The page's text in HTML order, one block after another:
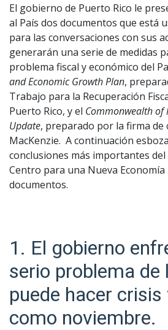
El gobierno de Puerto Rico le
al País dos documentos que está
para las conversaciones con sus
generarán una serie de medidas
problema fiscal y económico del
and Economic Growth Plan,
Trabajo para la Recuperación
Puerto Rico, y el Commonwealth of
Update, preparado por la firma de
MacKenzie. A continuación
conclusiones más importantes del
Centro para una Nueva
documentos.
1. El gobierno
serio problema de
puede hacer
como noviembre.